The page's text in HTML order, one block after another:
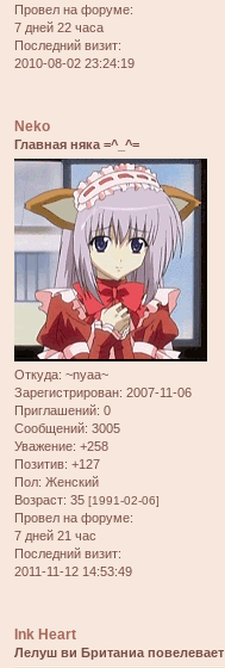
Провел на форуме:
7 дней 22 часа
Последний визит:
2010-08-02 23:24:19
Neko
Главная няка =^_^=
Откуда: ~nyaa~
Зарегистрирован: 2007-11-06
Приглашений: 0
Сообщений: 3005
Уважение: +258
Позитив: +127
Пол: Женский
Возраст: 35 [1991-02-06]
Провел на форуме:
7 дней 21 час
Последний визит:
2011-11-12 14:53:49
Ink Heart
Лелуш ви Британиа повелевает